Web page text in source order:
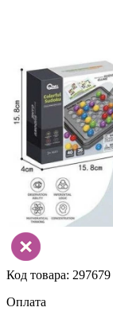
Код товара: 297679
Оплата